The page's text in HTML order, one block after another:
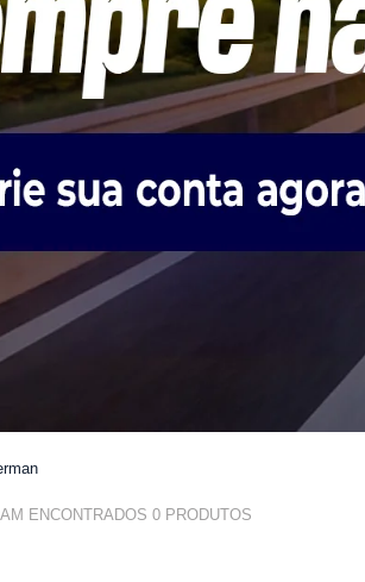
ENCONTRADOS 0PRODUTOS